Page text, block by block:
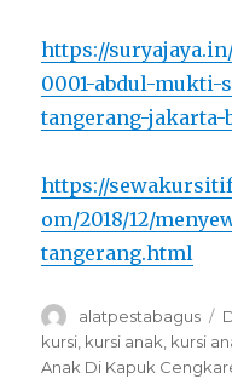
https://suryajaya.in/
0001-abdul-
tangerang-jakarta-
https://
om/2018/12/
tangerang.html
Author
alatpestabagus
kursi, kursi anak, kursi
Anak Di Kapuk